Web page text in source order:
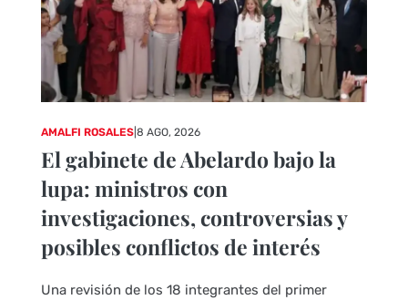
AMALFI ROSALES| 8 AGO, 2026
El gabinete de Abelardo bajo la
lupa: ministros con
investigaciones, controversias y
posibles conflictos de interés
Una revisión de los 18 integrantes del primer